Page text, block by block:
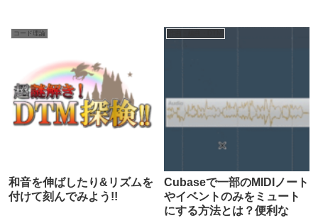
コード理論
和音を伸ばしたり&リズムを
付けて刻んでみよう!!
Cubaseで一部のMIDIノート
やイベントのみをミュート
にする方法とは？便利な